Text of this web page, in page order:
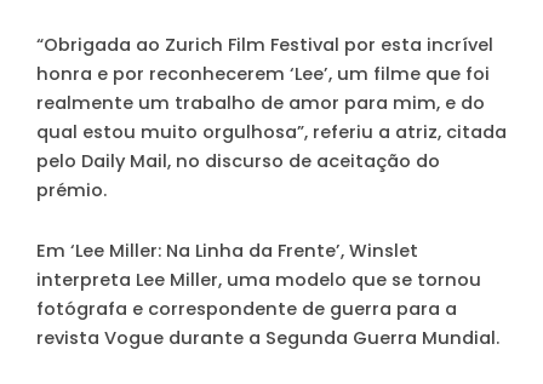
“Obrigada ao Zurich Film Festival por esta incrível
honra e por reconhecerem ‘Lee’, um filme que foi
realmente um trabalho de amor para mim, e do
qual estou muito orgulhosa”, referiu a atriz, citada
pelo Daily Mail, no discurso de aceitação do
prémio.
Em ‘Lee Miller: Na Linha da Frente’, Winslet
interpreta Lee Miller, uma modelo que se tornou
fotógrafa e correspondente de guerra para a
revista Vogue durante a Segunda Guerra Mundial.